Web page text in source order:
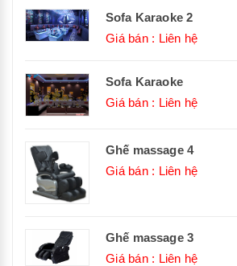
Sofa Karaoke 2
Giá bán : Liên hệ
Sofa Karaoke
Giá bán : Liên hệ
Ghế massage 4
Giá bán : Liên hệ
Ghế massage 3
Giá bán : Liên hệ